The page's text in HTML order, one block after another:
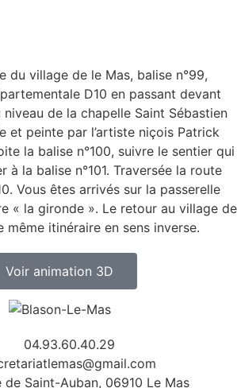
du village de le Mas, balise n°99,
D10 en passant devant
niveau de la chapelle Saint Sébastien
et peinte par l’artiste niçois Patrick
la balise n°100, suivre le sentier qui
à la balise n°101. Traversée la route
Vous êtes arrivés sur la passerelle
« la gironde ». Le retour au village de
même itinéraire en sens inverse.
Voir animation 3D
04.93.60.40.29
de Saint-Auban, 06910 Le Mas